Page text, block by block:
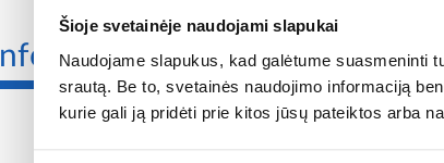
Šioje svetainėje naudojami slapukai
Naudojame slapukus, kad galėtume suasmeninti
srautą. Be to, svetainės naudojimo informaciją
kurie gali ją pridėti prie kitos jūsų pateiktos arba
Informacija